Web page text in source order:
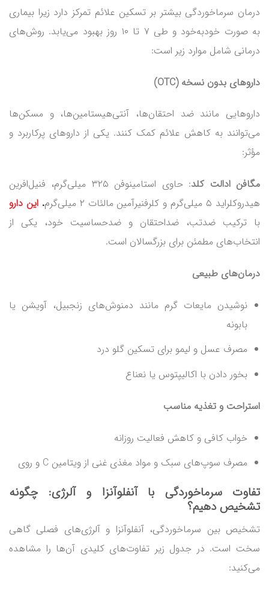
درمان سرماخوردگی بیشتر بر تسکین علائم تمرکز دارد زیرا بیماری
به‌ صورت خودبه‌خود و طی ۷ تا ۱۰ روز بهبود می‌یابد. روش‌های
درمانی شامل موارد زیر است:
داروهای بدون نسخه (OTC)
داروهایی مانند ضد احتقان‌ها، آنتی‌هیستامین‌ها، و مسکن‌ها
می‌توانند به کاهش علائم کمک کنند. یکی از داروهای پرکاربرد و
مؤثر:
مگافن ادالت کلد
: حاوی استامینوفن ۳۲۵ میلی‌گرم، فنیل‌افرین
هیدروکلراید ۵ میلی‌گرم و کلرفنیرآمین مالئات ۲ میلی‌گرم
. این دارو
با ترکیب ضدتب، ضداحتقان و ضدحساسیت خود، یکی از
انتخاب‌های مطمئن برای بزرگسالان است.
درمان‌های طبیعی
نوشیدن مایعات گرم مانند دمنوش‌های زنجبیل، آویشن یا
بابونه
مصرف عسل و لیمو برای تسکین گلو درد
بخور دادن با اکالیپتوس یا نعناع
استراحت و تغذیه مناسب
خواب کافی و کاهش فعالیت روزانه
مصرف سوپ‌های سبک و مواد مغذی غنی از ویتامین C و روی
تفاوت سرماخوردگی با آنفلوآنزا و آلرژی: چگونه
تشخیص دهیم؟
تشخیص بین سرماخوردگی، آنفلوآنزا و آلرژی‌های فصلی گاهی
سخت است. در جدول زیر تفاوت‌های کلیدی آن‌ها را مشاهده
می‌کنید: